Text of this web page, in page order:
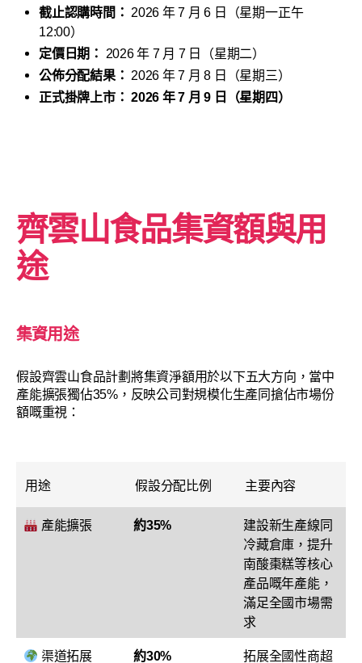
截止認購時間： 2026 年 7 月 6 日（星期一正午
12:00）
定價日期：
2026 年 7 月 7 日（星期二）
公佈分配結果： 2026 年 7 月 8 日（星期三）
正式掛牌上市： 2026 年 7 月 9 日（星期四）
齊雲山食品集資額與用
途
集資用途
假設齊雲山食品計劃將集資淨額用於以下五大方向，當中
產能擴張獨佔35%，反映公司對規模化生產同搶佔市場份
額嘅重視：
用途 假設分配比例 主要內容
產能擴張 約35%
建設新生產線同
冷藏倉庫，提升
南酸棗糕等核心
產品嘅年產能，
滿足全國市場需
求
渠道拓展 約30% 拓展全國性商超